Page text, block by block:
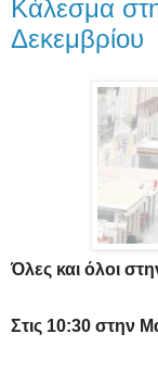
Κάλεσμα
Δεκεμβρίου
Όλες και όλοι
Στις 10:30 στην